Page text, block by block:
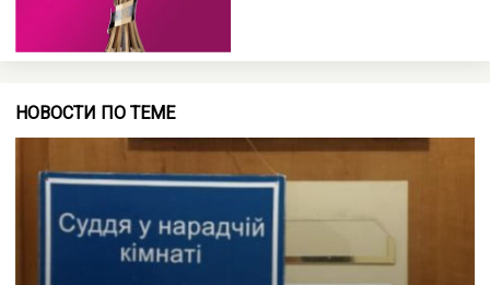
НОВОСТИ ПО ТЕМЕ